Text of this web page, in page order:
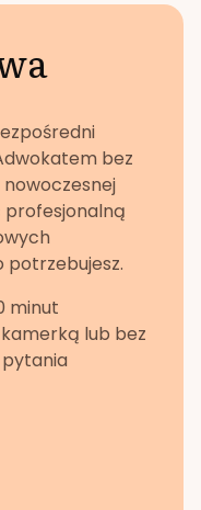
bez
nowoczesnej
profesjonalną
potrzebujesz.
minut
lub bez